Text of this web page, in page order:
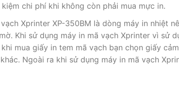
chi phí khi không còn phải mua mực in.
Xprinter XP-350BM là dòng máy in nhiệt
Khi sử dụng máy in mã vạch Xprinter vì sử
mua giấy in tem mã vạch bạn chọn giấy
Ngoài ra khi sử dụng máy in mã vạch